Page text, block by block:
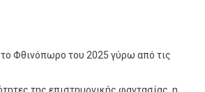
Φθινόπωρο του 2025 γύρω από τις